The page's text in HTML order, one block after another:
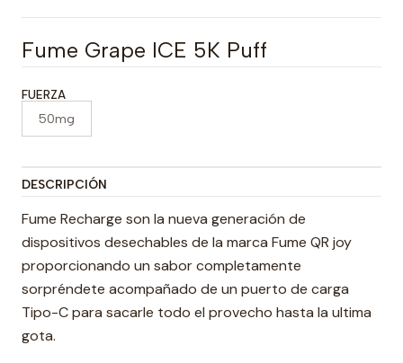
Fume Grape ICE 5K Puff
FUERZA
50mg
DESCRIPCIÓN
Fume Recharge son la nueva generación de
dispositivos desechables de la marca Fume QR joy
proporcionando un sabor completamente
sorpréndete acompañado de un puerto de carga
Tipo-C para sacarle todo el provecho hasta la ultima
gota.